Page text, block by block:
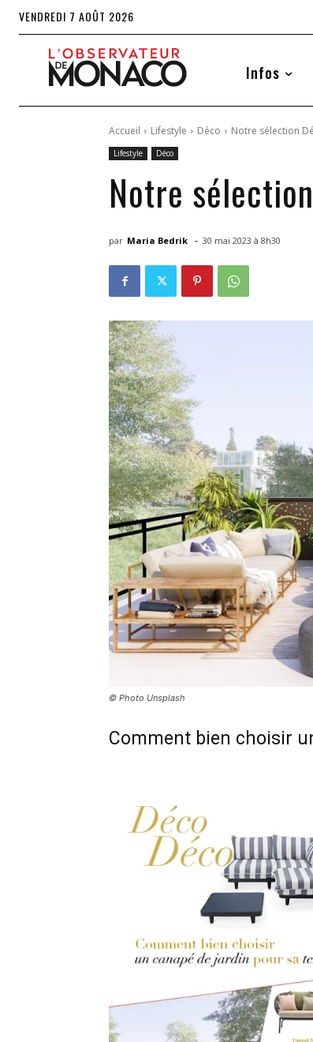
VENDREDI 7 AOÛT 2026
Infos
Accueil Lifestyle Déco Notre sélection
Lifestyle Déco
Notre
par Maria Bedrik - 30 mai 2023 à 8h30
© Photo Unsplash
Comment bien choisir